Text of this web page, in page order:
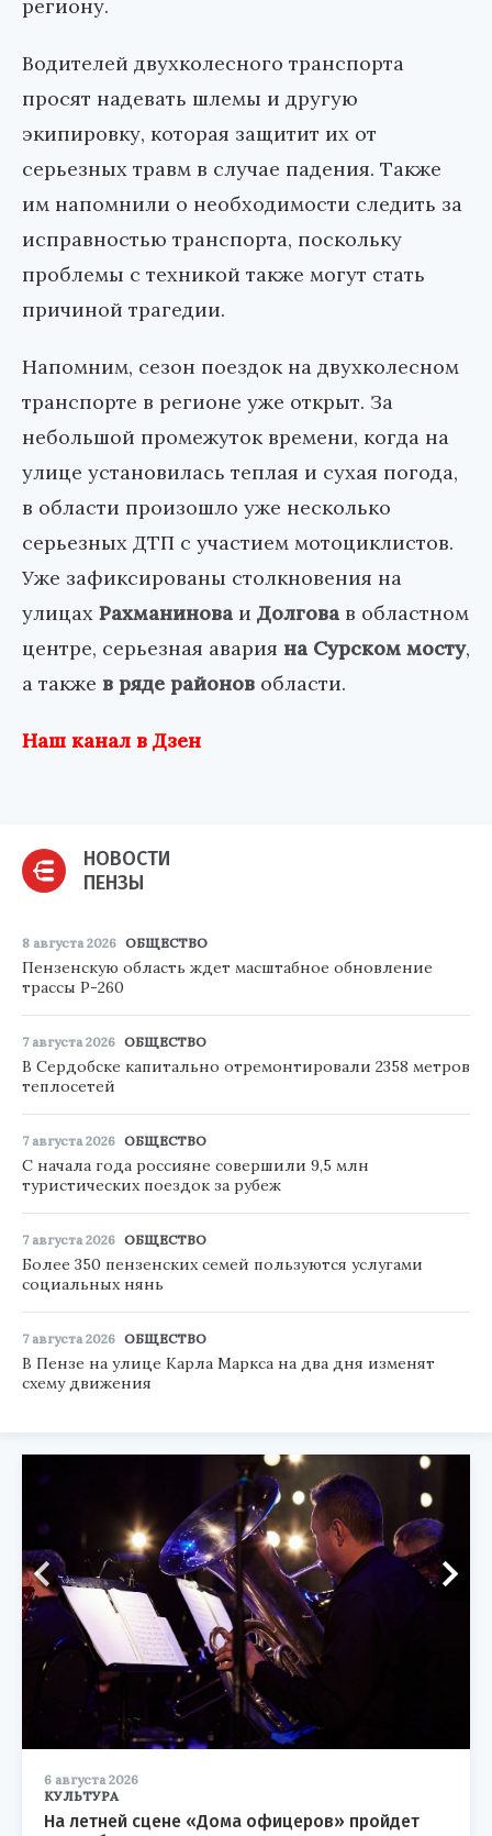
региону.
Водителей двухколесного транспорта
просят надевать шлемы и другую
экипировку, которая защитит их от
серьезных травм в случае падения. Также
им напомнили о необходимости следить за
исправностью транспорта, поскольку
проблемы с техникой также могут стать
причиной трагедии.
Напомним, сезон поездок на двухколесном
транспорте в регионе уже открыт. За
небольшой промежуток времени, когда на
улице установилась теплая и сухая погода,
в области произошло уже несколько
серьезных ДТП с участием мотоциклистов.
Уже зафиксированы столкновения на
улицах Рахманинова и Долгова в областном
центре, серьезная авария на Сурском мосту,
а также в ряде районов области.
Наш канал в Дзен
НОВОСТИ
ПЕНЗЫ
8 августа 2026 ОБЩЕСТВО
Пензенскую область ждет масштабное обновление
трассы Р-260
7 августа 2026 ОБЩЕСТВО
В Сердобске капитально отремонтировали 2358 метров
теплосетей
7 августа 2026 ОБЩЕСТВО
С начала года россияне совершили 9,5 млн
туристических поездок за рубеж
7 августа 2026 ОБЩЕСТВО
Более 350 пензенских семей пользуются услугами
социальных нянь
7 августа 2026 ОБЩЕСТВО
В Пензе на улице Карла Маркса на два дня изменят
схему движения
6 августа 2026
КУЛЬТУРА
На летней сцене «Дома офицеров» пройдет